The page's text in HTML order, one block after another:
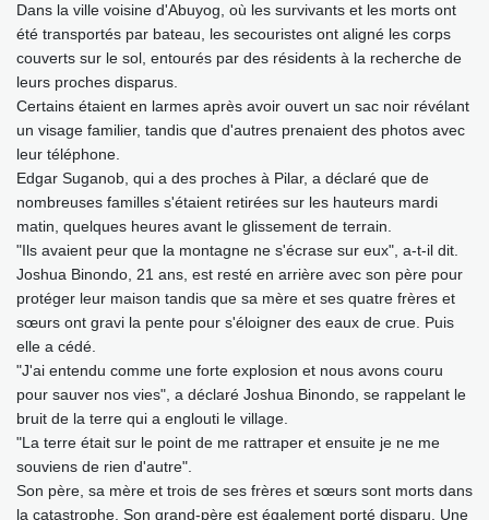
Dans la ville voisine d'Abuyog, où les survivants et les morts ont
été transportés par bateau, les secouristes ont aligné les corps
couverts sur le sol, entourés par des résidents à la recherche de
leurs proches disparus.
Certains étaient en larmes après avoir ouvert un sac noir révélant
un visage familier, tandis que d'autres prenaient des photos avec
leur téléphone.
Edgar Suganob, qui a des proches à Pilar, a déclaré que de
nombreuses familles s'étaient retirées sur les hauteurs mardi
matin, quelques heures avant le glissement de terrain.
"Ils avaient peur que la montagne ne s'écrase sur eux", a-t-il dit.
Joshua Binondo, 21 ans, est resté en arrière avec son père pour
protéger leur maison tandis que sa mère et ses quatre frères et
sœurs ont gravi la pente pour s'éloigner des eaux de crue. Puis
elle a cédé.
"J'ai entendu comme une forte explosion et nous avons couru
pour sauver nos vies", a déclaré Joshua Binondo, se rappelant le
bruit de la terre qui a englouti le village.
"La terre était sur le point de me rattraper et ensuite je ne me
souviens de rien d'autre".
Son père, sa mère et trois de ses frères et sœurs sont morts dans
la catastrophe. Son grand-père est également porté disparu. Une